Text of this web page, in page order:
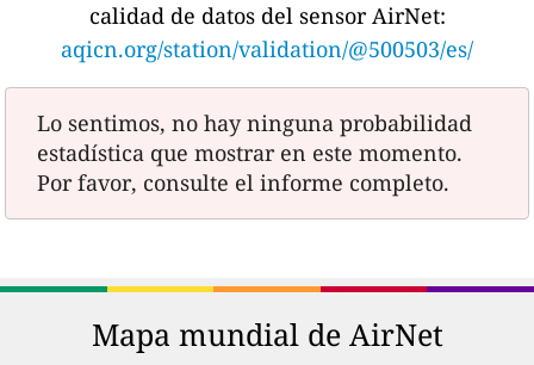
calidad de datos del sensor AirNet:
aqicn.org/station/validation/@500503/es/
Lo sentimos, no hay ninguna probabilidad
estadística que mostrar en este momento.
Por favor, consulte el informe completo.
Mapa mundial de AirNet